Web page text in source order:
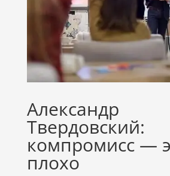
Александр
Твердовский:
компромисс —
плохо